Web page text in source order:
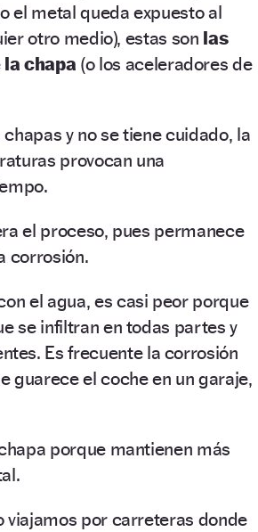
el metal queda expuesto al
otro medio), estas son las
chapa (o los aceleradores de
y no se tiene cuidado, la
provocan una
el proceso, pues permanece
corrosión.
el agua, es casi peor porque
se infiltran en todas partes y
Es frecuente la corrosión
guarece el coche en un garaje,
porque mantienen más
viajamos por carreteras donde